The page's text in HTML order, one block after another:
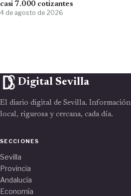
casi 7.000 cotizantes
4 de agosto de 2026
Digital Sevilla
El diario digital de Sevilla. Información
local, rigurosa y cercana, cada día.
SECCIONES
Sevilla
Provincia
Andalucía
Economía